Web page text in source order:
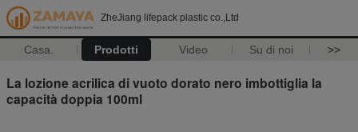
ZheJiang lifepack plastic co.,Ltd
Casa. Prodotti Video Su di noi >>
La lozione acrilica di vuoto dorato nero imbottiglia la
capacità doppia 100ml